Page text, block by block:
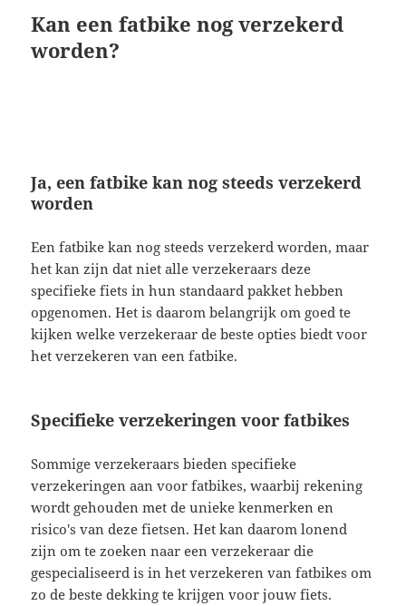
Kan een fatbike nog verzekerd
worden?
Ja, een fatbike kan nog steeds verzekerd
worden
Een fatbike kan nog steeds verzekerd worden, maar
het kan zijn dat niet alle verzekeraars deze
specifieke fiets in hun standaard pakket hebben
opgenomen. Het is daarom belangrijk om goed te
kijken welke verzekeraar de beste opties biedt voor
het verzekeren van een fatbike.
Specifieke verzekeringen voor fatbikes
Sommige verzekeraars bieden specifieke
verzekeringen aan voor fatbikes, waarbij rekening
wordt gehouden met de unieke kenmerken en
risico's van deze fietsen. Het kan daarom lonend
zijn om te zoeken naar een verzekeraar die
gespecialiseerd is in het verzekeren van fatbikes om
zo de beste dekking te krijgen voor jouw fiets.